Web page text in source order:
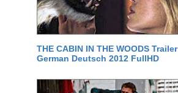
THE CABIN IN THE WOODS Trailer
German Deutsch 2012 FullHD